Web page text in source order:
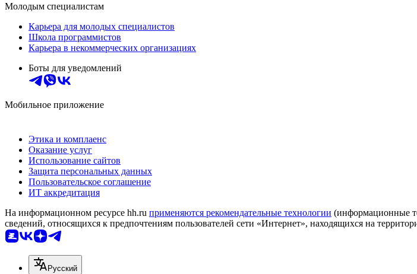
Молодым специалистам
Карьера для молодых специалистов
Школа программистов
Карьера в некоммерческих организациях
Боты для уведомлений
Мобильное приложение
Этика и комплаенс
Оказание услуг
Использование сайтов
Защита персональных данных
Пользовательское соглашение
ИТ аккредитация
На информационном ресурсе hh.ru применяются рекомендательные технологии (информационные
сведений, относящихся к предпочтениям пользователей сети «Интернет», находящихся на
Русский